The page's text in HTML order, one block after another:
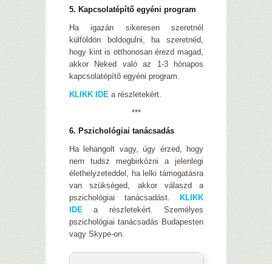
5. Kapcsolatépítő egyéni program
Ha igazán sikeresen szeretnél
külföldön boldogulni, ha szeretnéd,
hogy kint is otthonosan érezd magad,
akkor Neked való az 1-3 hónapos
kapcsolatépítő egyéni program.
KLIKK IDE a részletekért.
***
6. Pszichológiai tanácsadás
Ha lehangolt vagy, úgy érzed, hogy
nem tudsz megbirkózni a jelenlegi
élethelyzeteddel, ha lelki támogatásra
van szükséged, akkor válaszd a
pszichológiai tanácsadást.
KLIKK
IDE a részletekért. Személyes
pszichológiai tanácsadás Budapesten
vagy Skype-on.